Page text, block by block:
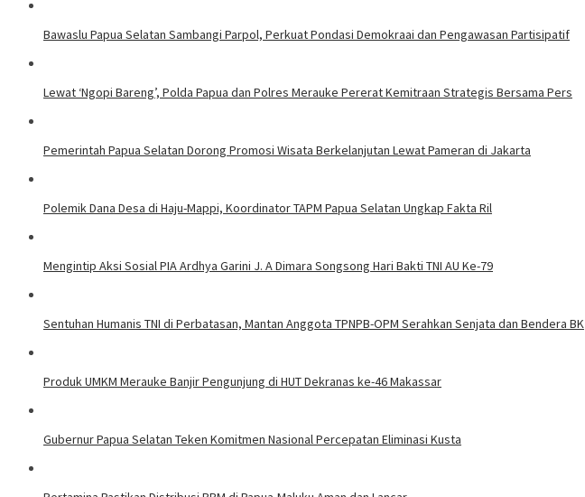
Bawaslu Papua Selatan Sambangi Parpol, Perkuat Pondasi Demokraai dan Pengawasan Partisipatif
Lewat ‘Ngopi Bareng’, Polda Papua dan Polres Merauke Pererat Kemitraan Strategis Bersama Pers
Pemerintah Papua Selatan Dorong Promosi Wisata Berkelanjutan Lewat Pameran di Jakarta
Polemik Dana Desa di Haju-Mappi, Koordinator TAPM Papua Selatan Ungkap Fakta Ril
Mengintip Aksi Sosial PIA Ardhya Garini J. A Dimara Songsong Hari Bakti TNI AU Ke-79
Sentuhan Humanis TNI di Perbatasan, Mantan Anggota TPNPB-OPM Serahkan Senjata dan Bendera BK
Produk UMKM Merauke Banjir Pengunjung di HUT Dekranas ke-46 Makassar
Gubernur Papua Selatan Teken Komitmen Nasional Percepatan Eliminasi Kusta